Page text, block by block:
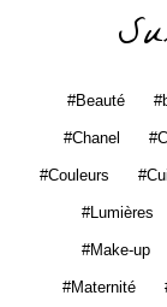
Beauté
Chanel
Couleurs
Lumières
Make-up
Maternité